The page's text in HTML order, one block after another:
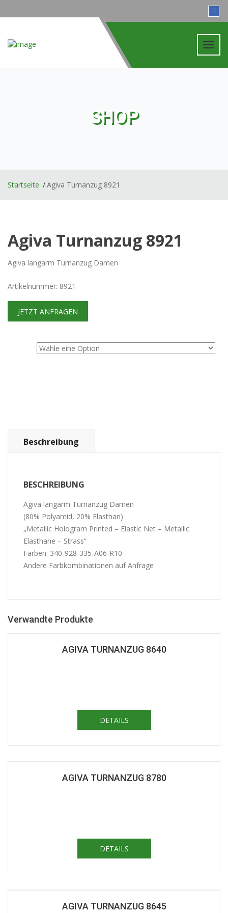
SHOP
Startseite Agiva Turnanzug 8921
Agiva Turnanzug 8921
Agiva langarm Turnanzug Damen
Artikelnummer: 8921
JETZT ANFRAGEN
Beschreibung
BESCHREIBUNG
Agiva langarm Turnanzug Damen
(80% Polyamid, 20% Elasthan)
„Metallic Hologram Printed – Elastic Net – Metallic
Elasthane – Strass“
Farben: 340-928-335-A06-R10
Andere Farbkombinationen auf Anfrage
Verwandte Produkte
AGIVA TURNANZUG 8640
DETAILS
AGIVA TURNANZUG 8780
DETAILS
AGIVA TURNANZUG 8645